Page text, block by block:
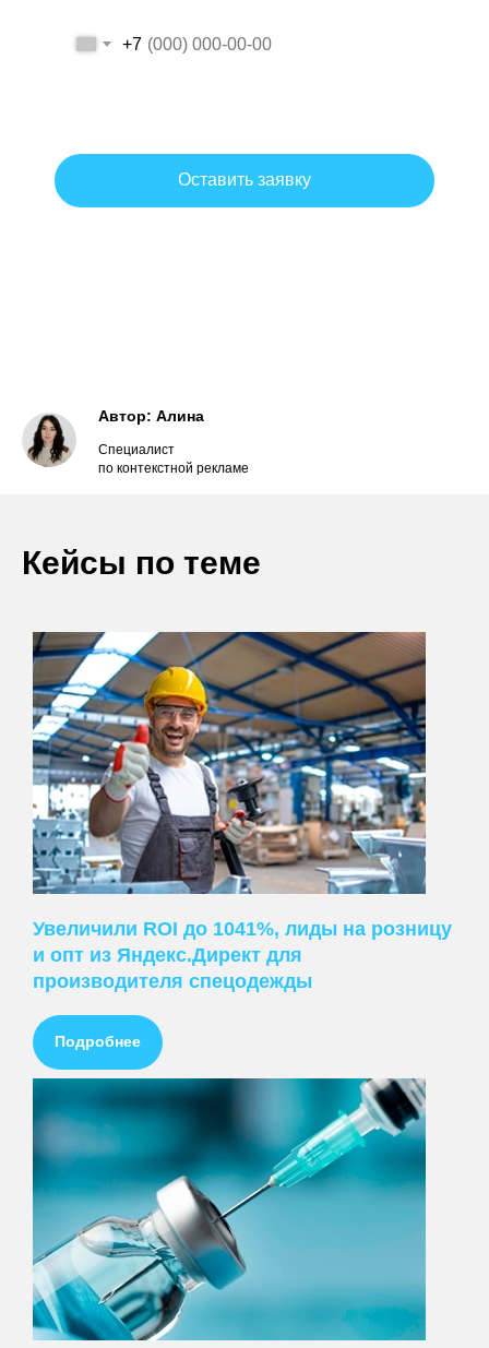
+7
Оставить заявку
Автор: Алина
Специалист
по контекстной рекламе
Кейсы по теме
Увеличили ROI до 1041%, лиды на розницу
и опт из Яндекс.Директ для
производителя спецодежды
Подробнее